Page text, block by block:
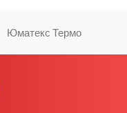
Юматекс Термо